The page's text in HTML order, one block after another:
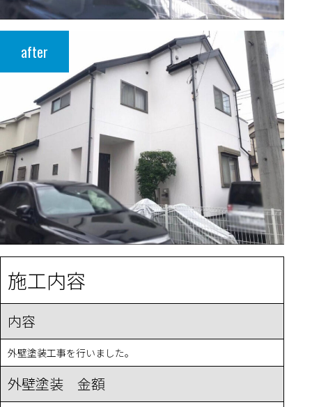
after
施工内容
内容
外壁塗装工事を行いました。
外壁塗装 金額